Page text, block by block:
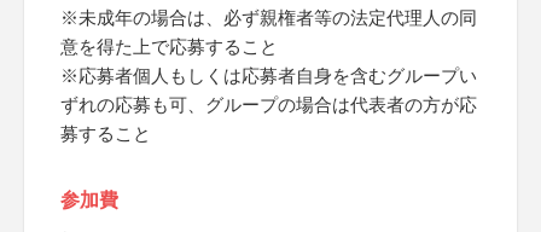
※未成年の場合は、必ず親権者等の法定代理人の同
意を得た上で応募すること
※応募者個人もしくは応募者自身を含むグループい
ずれの応募も可、グループの場合は代表者の方が応
募すること
参加費